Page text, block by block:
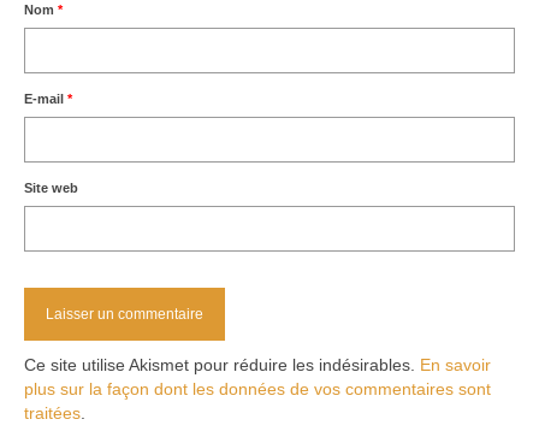
Nom *
E-mail *
Site web
Ce site utilise Akismet pour réduire les indésirables. En savoir
plus sur la façon dont les données de vos commentaires sont
traitées